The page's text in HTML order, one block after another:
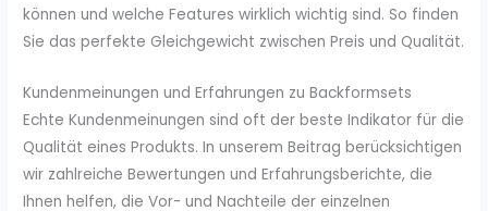
können und welche Features wirklich wichtig sind. So finden
Sie das perfekte Gleichgewicht zwischen Preis und Qualität.
Kundenmeinungen und Erfahrungen zu Backformsets
Echte Kundenmeinungen sind oft der beste Indikator für die
Qualität eines Produkts. In unserem Beitrag berücksichtigen
wir zahlreiche Bewertungen und Erfahrungsberichte, die
Ihnen helfen, die Vor- und Nachteile der einzelnen